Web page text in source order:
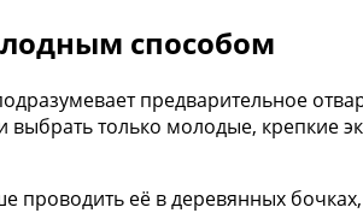
способом
предварительное
выбрать только молодые,
проводить её в деревянных